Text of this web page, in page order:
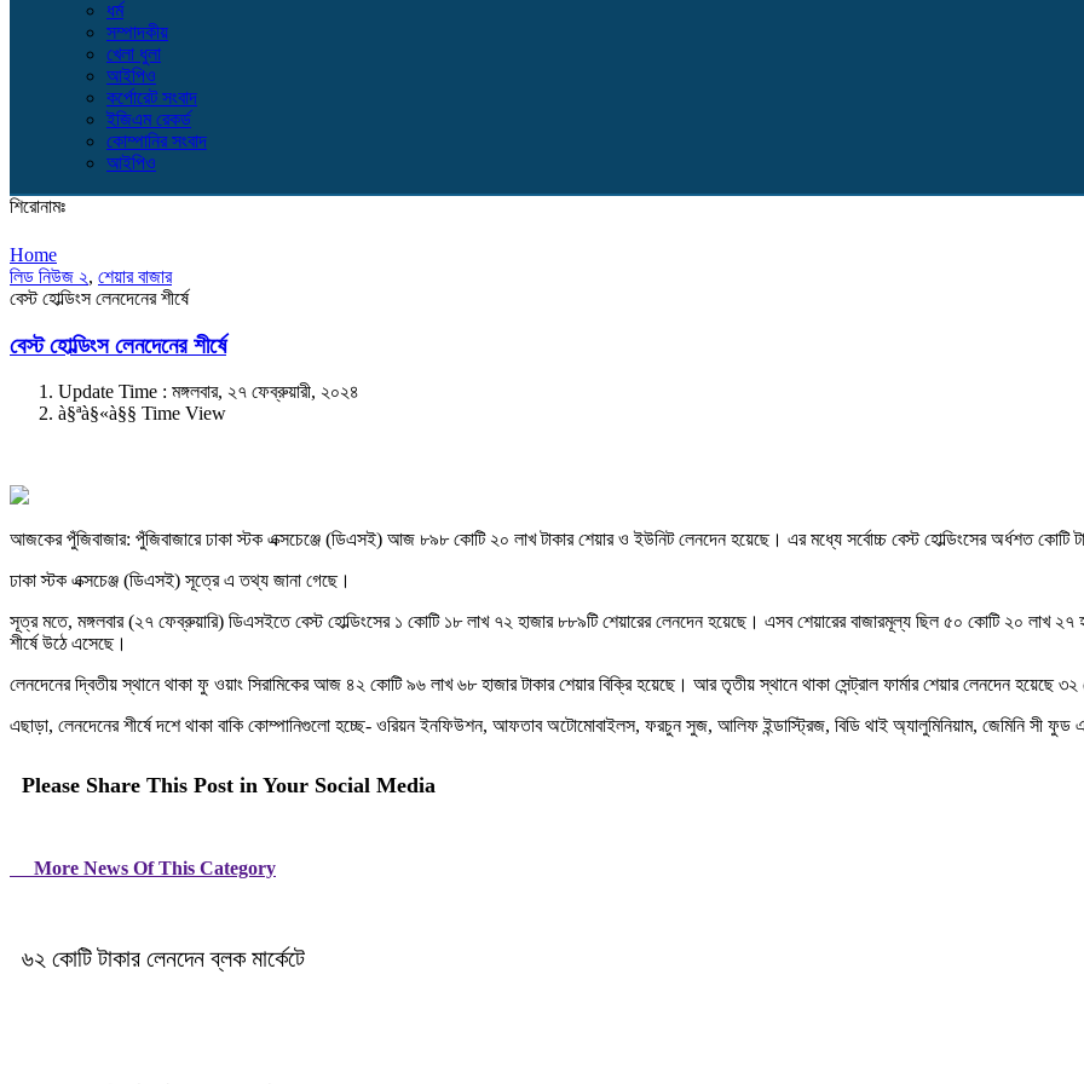
ধর্ম
সম্পাদকীয়
খেলা ধুলা
আইপিও
কর্পোরেট সংবাদ
ইজিএম রেকর্ড
কোম্পানির সংবাদ
আইপিও
শিরোনামঃ
৬২
Home
লিড নিউজ ২, শেয়ার বাজার
বেস্ট হোল্ডিংস লেনদেনের শীর্ষে
বেস্ট হোল্ডিংস লেনদেনের শীর্ষে
Update Time : মঙ্গলবার, ২৭ ফেব্রুয়ারী, ২০২৪
à§ªà§«à§§ Time View
আজকের পুঁজিবাজার: পুঁজিবাজারেঢাকা স্টক এক্সচেঞ্জে (ডিএসই) আজ ৮৯৮ কোটি ২০ লাখ টাকার শেয়ার ও ইউনিট লেনদেন হয়েছে। এর মধ্যে সর্বোচ্চ বেস্ট হোল্ডিংসের অর্ধশত কোটি
ঢাকা স্টক এক্সচেঞ্জ (ডিএসই) সূত্রে এ তথ্য জানা গেছে।
সূত্র মতে, মঙ্গলবার (২৭ ফেব্রুয়ারি) ডিএসইতে বেস্ট হোল্ডিংসের ১ কোটি ১৮ লাখ ৭২ হাজার ৮৮৯টি শেয়ারের লেনদেন হয়েছে। এসব শেয়ারের বাজারমূল্য ছিল ৫০ কোটি ২০ লাখ ২৭
শীর্ষে উঠে এসেছে।
লেনদেনের দ্বিতীয় স্থানে থাকা ফু ওয়াং সিরামিকের আজ ৪২ কোটি ৯৬ লাখ ৬৮ হাজার টাকার শেয়ার বিক্রি হয়েছে। আর তৃতীয় স্থানে থাকা সেন্ট্রাল ফার্মার শেয়ার লেনদেন হয়েছে
এছাড়া, লেনদেনের শীর্ষে দশে থাকা বাকি কোম্পানিগুলো হচ্ছে- ওরিয়ন ইনফিউশন, আফতাব অটোমোবাইলস, ফরচুন সুজ, আলিফ ইন্ডাস্ট্রিজ, বিডি থাই অ্যালুমিনিয়াম, জেমিনি সী ফুড
Please Share This Post in Your Social Media
More News Of This Category
৬২ কোটি টাকার লেনদেন ব্লক মার্কেটে